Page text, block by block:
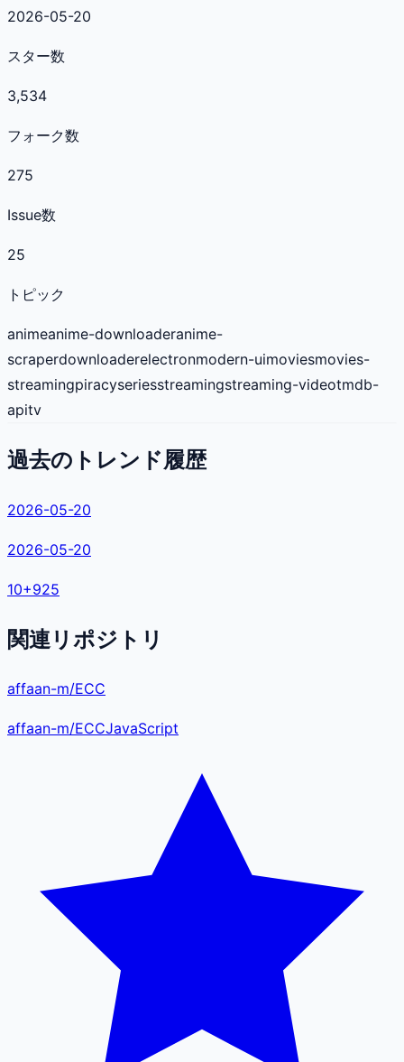
2026-05-20
スター数
3,534
フォーク数
275
Issue数
25
トピック
animeanime-downloaderanime-
scraperdownloaderelectronmodern-uimoviesmovies-
streamingpiracyseriesstreamingstreaming-videotmdb-
apitv
過去のトレンド履歴
2026-05-20
2026-05-20
10+925
関連リポジトリ
affaan-m/ECC
affaan-m/ECCJavaScript